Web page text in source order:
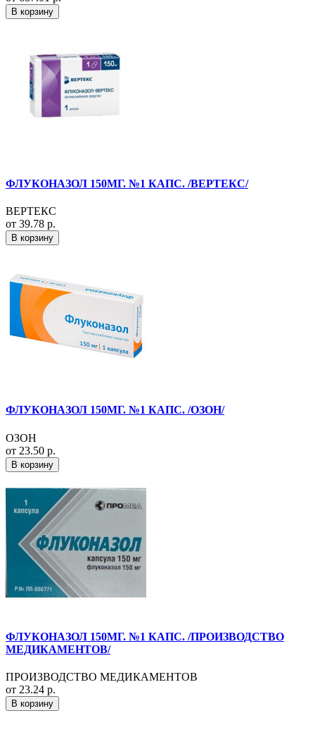
В корзину
ФЛУКОНАЗОЛ 150МГ. №1 КАПС. /ВЕРТЕКС/
ВЕРТЕКС
от 39.78 р.
В корзину
ФЛУКОНАЗОЛ 150МГ. №1 КАПС. /ОЗОН/
ОЗОН
от 23.50 р.
В корзину
ФЛУКОНАЗОЛ 150МГ. №1 КАПС. /ПРОИЗВОДСТВО
МЕДИКАМЕНТОВ/
ПРОИЗВОДСТВО МЕДИКАМЕНТОВ
от 23.24 р.
В корзину